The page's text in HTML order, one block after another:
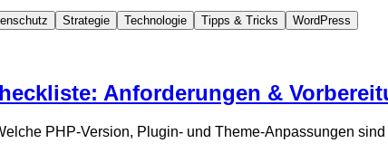
Strategie Technologie Tipps & Tricks WordPress
Anforderungen &
PHP-Version, Plugin- und Theme-Anpassungen